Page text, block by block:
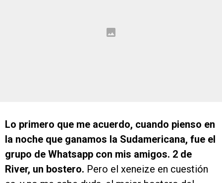
Lo primero que me acuerdo, cuando pienso en
la noche que ganamos la Sudamericana, fue el
grupo de Whatsapp con mis amigos. 2 de
River, un bostero. Pero el xeneize en cuestión